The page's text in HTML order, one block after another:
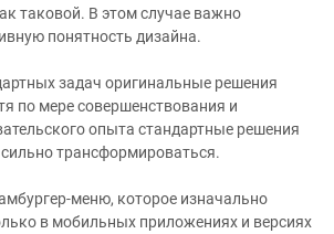
таковой. В этом случае важно
понятность дизайна.
задач оригинальные решения
по мере совершенствования и
опыта стандартные решения
трансформироваться.
меню, которое изначально
в мобильных приложениях и версиях